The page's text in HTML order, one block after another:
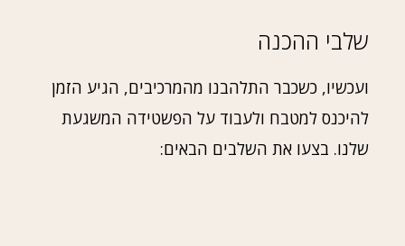
שלבי ההכנה
ועכשיו, כשכבר התלהבנו מהמרכיבים, הגיע הזמן
להיכנס למטבח ולעבוד על הפשטידה המשגעת
שלנו. בצעו את השלבים הבאים: